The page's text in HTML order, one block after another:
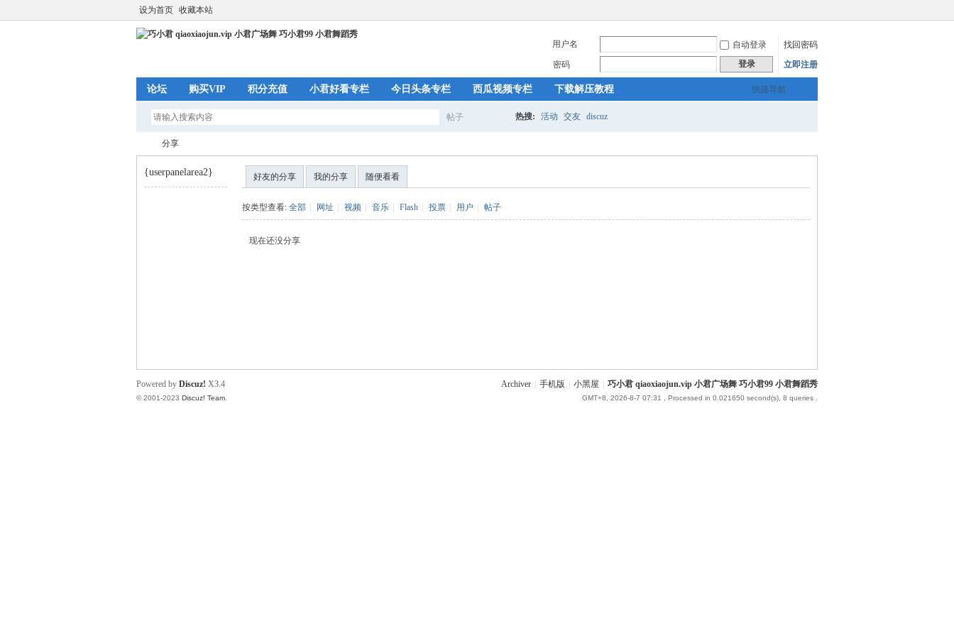
设为首页 收藏本站
用户名 自动登录
找回密码
密码
登录 立即注册
快捷导航
论坛 购买VIP 积分充值 小君好看专栏 今日头条专栏 西瓜视频专栏 下载解压教程
帖子 热搜: 活动 交友 discuz
分享
{userpanelarea2} 好友的分享 我的分享 随便看看
按类型查看: 全部 网址 视频 音乐 Flash 投票 用户 帖子
现在还没分享
Archiver 手机版 小黑屋 巧小君 qiaoxiaojun.vip 小君广场舞 巧小君99 小君舞蹈秀
GMT+8, 2026-8-7 07:31 , Processed in 0.021650 second(s), 8 queries .
Powered by Discuz! X3.4
© 2001-2023 Discuz! Team